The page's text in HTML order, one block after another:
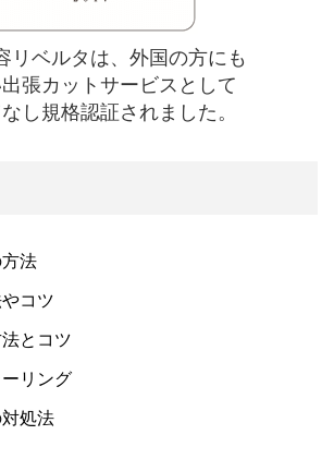
リベルタは、外国の方にも
張カットサービスとして
し規格認証されました。
法
コツ
とコツ
リング
処法